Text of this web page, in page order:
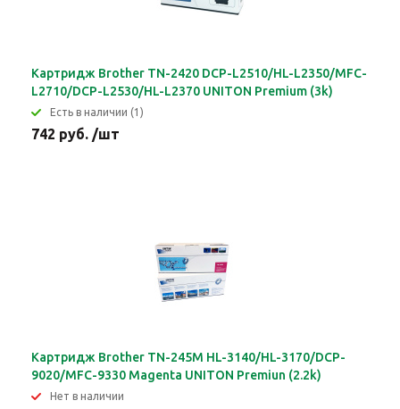
Картридж Brother TN-2420 DCP-L2510/HL-L2350/MFC-
L2710/DCP-L2530/HL-L2370 UNITON Premium (3k)
Eсть в наличии (1)
742 руб. /шт
Картридж Brother TN-245M HL-3140/HL-3170/DCP-
9020/MFC-9330 Magenta UNITON Premiun (2.2k)
Нет в наличии